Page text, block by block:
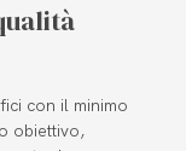
con il minimo
obiettivo,